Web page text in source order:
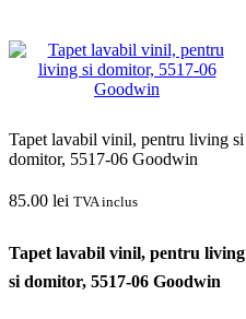
Tapet lavabil vinil, pentru living si
domitor, 5517-06 Goodwin
85.00 lei TVA inclus
Tapet lavabil vinil, pentru living
si domitor, 5517-06 Goodwin